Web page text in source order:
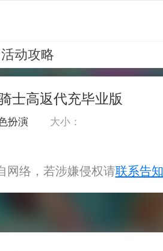
活动攻略
士高返代充毕业版
扮演 大小：
网络，若涉嫌侵权请联系告知